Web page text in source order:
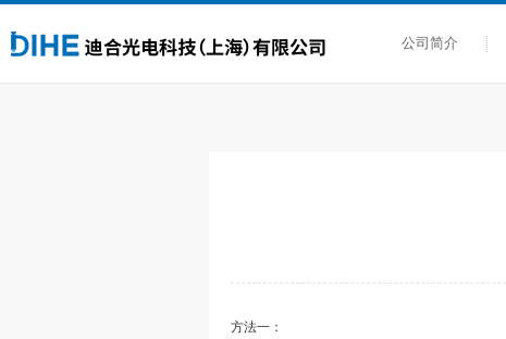
公司简介
方法一：